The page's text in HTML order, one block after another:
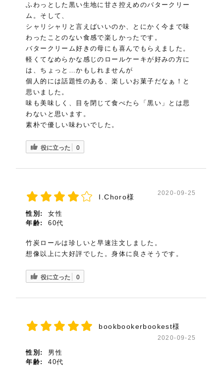
ふわっとした黒い生地に甘さ控えめのバタークリー
ム。そして、
シャリシャリと言えばいいのか、とにかく今まで味
わったことのない食感で楽しかったです。
バタークリーム好きの母にも喜んでもらえました。
軽くてなめらかな感じのロールケーキが好みの方に
は、ちょっと…かもしれませんが
個人的には話題性のある、楽しいお菓子だなぁ！と
思いました。
味も美味しく、目を閉じて食べたら「黒い」とは思
わないと思います。
素朴で優しい味わいでした。
役に立った 0
I.Choro様 2020-09-25
性別:
女性
年齢:
60代
竹炭ロールは珍しいと早速注文しました。
想像以上に大好評でした。身体に良さそうです。
役に立った 0
bookbookerbookest様
2020-09-25
性別:
男性
年齢:
40代